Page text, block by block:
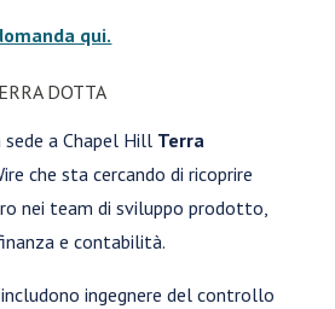
qui.
DOTTA
a Chapel Hill Terra
che sta cercando di ricoprire
nei team di sviluppo prodotto,
e contabilità.
ingegnere del controllo